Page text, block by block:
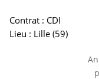
Contrat : CDI
Lieu : Lille (59)